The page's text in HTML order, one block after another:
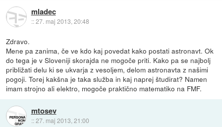
mladec
::27. maj 2013, 20:48
Zdravo.
Mene pa zanima, če ve kdo kaj povedat kako postati astronavt. Ok
do tega je v Sloveniji skorajda ne mogoče priti. Kako pa se najbolj
približati delu ki se ukvarja z vesoljem, delom astronavta z našimi
pogoji. Torej kakšna je taka služba in kaj naprej študirat? Namen
imam strojno ali elektro, mogoče praktično matematiko na FMF.
mtosev
::27. maj 2013, 21:00